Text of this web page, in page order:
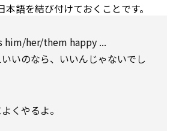
語を結び付けておくことです。
him/her/them happy ...
いのなら、いいんじゃないでし
くやるよ。